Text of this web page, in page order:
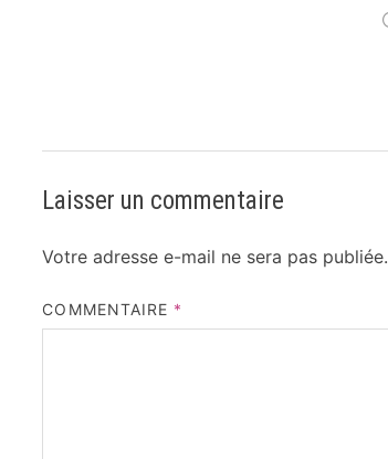
Laisser un commentaire
Votre adresse e-mail ne sera pas publiée.
COMMENTAIRE *